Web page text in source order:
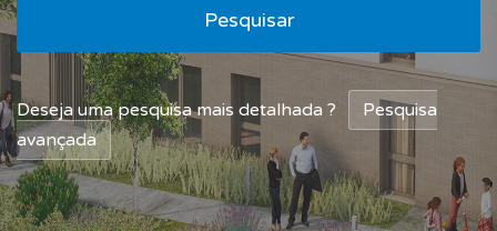
Pesquisar
Deseja uma pesquisa mais detalhada ?
Pesquisa
avançada